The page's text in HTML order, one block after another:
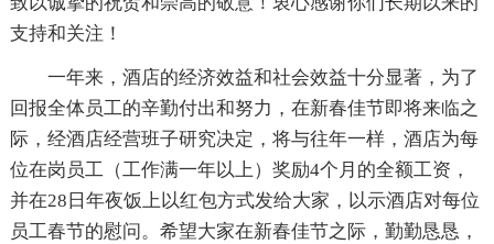
支持和关注！
一年来，酒店的经济效益和社会效益十分显著，为了
回报全体员工的辛勤付出和努力，在新春佳节即将来临之
际，经酒店经营班子研究决定，将与往年一样，酒店为每
位在岗员工（工作满一年以上）奖励4个月的全额工资，
并在28日年夜饭上以红包方式发给大家，以示酒店对每位
员工春节的慰问。希望大家在新春佳节之际，勤勤恳恳，